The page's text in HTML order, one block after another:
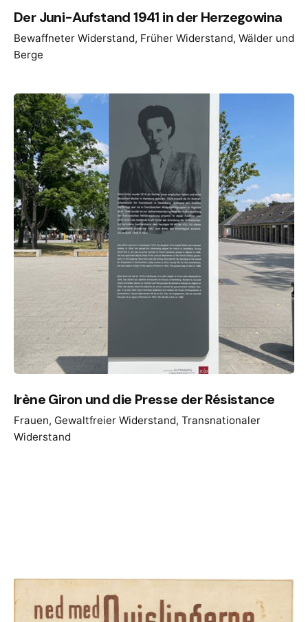
Der Juni-Aufstand 1941 in der Herzegowina
Bewaffneter Widerstand Früher Widerstand Wälder und
Berge
Irène Giron und die Presse der Résistance
Frauen Gewaltfreier Widerstand Transnationaler
Widerstand